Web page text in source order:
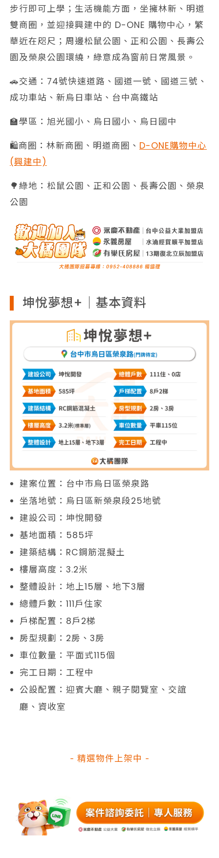
步行即可上學；生活機能方面，坐擁林新、明道
雙商圈，並迎接興建中的 D-ONE 購物中心，繁
華近在咫尺；周邊松鼠公園、正和公園、長壽公
園及榮泉公園環繞，綠意成為窗前日常風景。
🚗交通：74號快速道路、國道一號、國道三號、
成功車站、新烏日車站、台中高鐵站
🏫學區：旭光國小、烏日國小、烏日國中
🛍️商圈：林新商圈、明道商圈、 D-ONE購物中心
(興建中)
🌳綠地：松鼠公園、正和公園、長壽公園、榮泉
公園
坤悅夢想+｜基本資料
建案位置：台中市烏日區榮泉路
坐落地號：烏日區新榮泉段25地號
建設公司：坤悅開發
基地面積：585坪
建築結構：RC鋼筋混擬土
樓層高度：3.2米
整體設計：地上15層、地下3層
總體戶數：111戶住家
戶梯配置：8戶2梯
房型規劃：2房、3房
車位數量：平面式115個
完工日期：工程中
公設配置：迎賓大廳、親子閱覽室、交誼
廳、資收室
- 精選物件上架中 -